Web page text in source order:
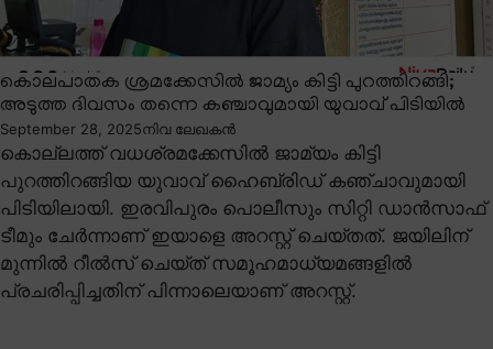
കൊലപാതക ശ്രമക്കേസിൽ ജാമ്യം കിട്ടി പുറത്തിറങ്ങി;
അടുത്ത ദിവസം തന്നെ കഞ്ചാവുമായി യുവാവ് പിടിയിൽ
September 28, 2025നിവ ലേഖകൻ
കൊല്ലത്ത് വധശ്രമക്കേസിൽ ജാമ്യം കിട്ടി
പുറത്തിറങ്ങിയ യുവാവ് ഹൈബ്രിഡ് കഞ്ചാവുമായി
പിടിയിലായി. ഇരവിപുരം പൊലീസും സിറ്റി ഡാൻസാഫ്
ടീമും ചേർന്നാണ് ഇയാളെ അറസ്റ്റ് ചെയ്തത്. ജയിലിന്
മുന്നിൽ റീൽസ് ചെയ്ത് സമൂഹമാധ്യമങ്ങളിൽ
പ്രചരിപ്പിച്ചതിന് പിന്നാലെയാണ് അറസ്റ്റ്.